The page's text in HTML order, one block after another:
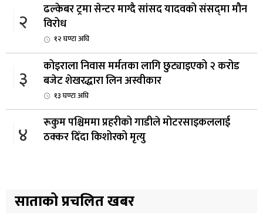
२
ढल्केबर ट्रमा सेन्टर माग्दै सांसद यादवको संसद्‌मा मौन
विरोध
१२ घण्टा अघि
३
कोइराला निवास मर्मतका लागि छुट्याइएको २ करोड
बजेट शेखरद्धारा लिन अस्वीकार
१३ घण्टा अघि
४
रूकुम पश्चिममा प्रहरीको गाडीले मोटरसाइकललाई
ठक्कर दिँदा किशोरको मृत्यु
५
प्रस्तुत हुने
१४ घण्टा अघि
साताको प्रचलित खबर